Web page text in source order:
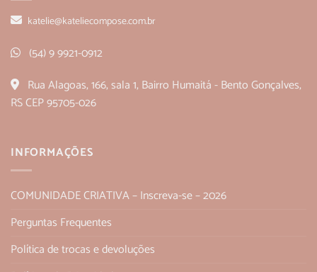
katelie@kateliecompose.com.br
(54) 9 9921-0912
Rua Alagoas, 166, sala 1, Bairro Humaitá - Bento Gonçalves,
RS CEP 95705-026
INFORMAÇÕES
COMUNIDADE CRIATIVA – Inscreva-se – 2026
Perguntas Frequentes
Política de trocas e devoluções